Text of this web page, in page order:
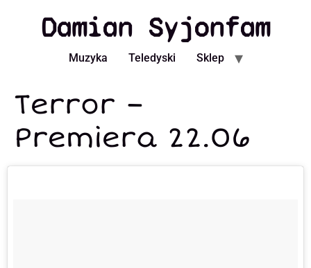
Damian Syjonfam
Muzyka Teledyski Sklep
Terror –
Premiera 22.06